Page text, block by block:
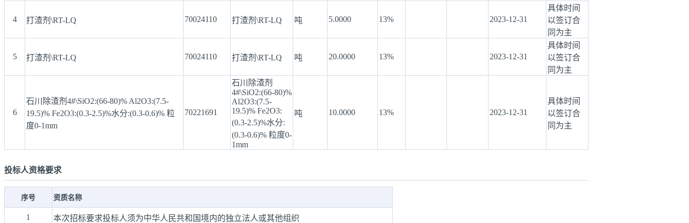
4 打渣剂\RT-LQ 70024110 打渣剂\RT-LQ 吨 5.0000 13% 2023-12-31
具体时间
以签订合
同为主
5 打渣剂\RT-LQ 70024110 打渣剂\RT-LQ 吨 20.0000 13% 2023-12-31
具体时间
以签订合
同为主
6
石川除渣剂4#\SiO2:(66-80)% Al2O3:(7.5-
19.5)% Fe2O3:(0.3-2.5)%水分:(0.3-0.6)% 粒
度0-1mm
70221691
石川除渣剂
4#\SiO2:(66-80)%
Al2O3:(7.5-
19.5)% Fe2O3:
(0.3-2.5)%水分:
(0.3-0.6)% 粒度0-
1mm
吨 10.0000 13% 2023-12-31
具体时间
以签订合
同为主
投标人资格要求
序号 资质名称
1 本次招标要求投标人须为中华人民共和国境内的独立法人或其他组织